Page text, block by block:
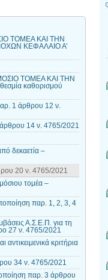
ΤΟΜΕΑ ΚΑΙ ΤΗΝ
ΚΕΦΑΛΑΙΟ Α’
ΤΟΜΕΑ ΚΑΙ ΤΗΝ
καθορισμού
1 άρθρου 12 ν.
14 ν. 4765/2021
δεκαετία –
20 ν. 4765/2021
τομέα –
παρ. 1, 2, 3, 4
Α.Σ.Ε.Π. για τη
27 ν. 4765/2021
κριτήρια
34 ν. 4765/2021
παρ. 3 άρθρου